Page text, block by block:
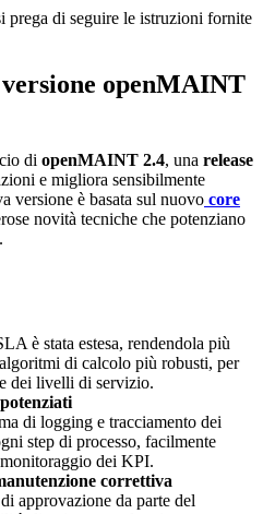
prega di seguire le istruzioni fornite
openMAINT
di openMAINT 2.4, una release
e migliora sensibilmente
versione è basata sul nuovo core
novità tecniche che potenziano
è stata estesa, rendendola più
di calcolo più robusti, per
dei livelli di servizio.
di logging e tracciamento dei
step di processo, facilmente
dei KPI.
correttiva
approvazione da parte del